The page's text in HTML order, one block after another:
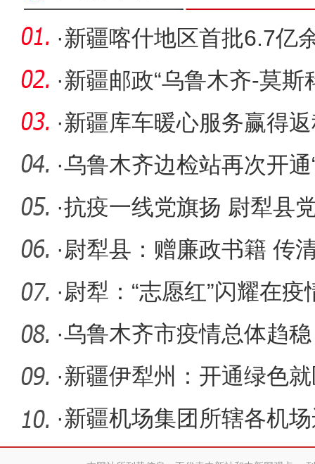
·新疆喀什地区首批6.7亿
大项目建
·新疆邮政“乌鲁木齐-莫斯
·新疆库车暖心服务赢得
点赞
·乌鲁木齐边检站再次开
重病同
·抗疫一线党旗扬 尉犁县
中发挥先
·尉犁县：赠廉政书籍 传
·尉犁：“志愿红”闪耀在
·乌鲁木齐市疫情总体趋
段
·新疆伊犁州：开通绿色
产品调度
·新疆机场集团所辖各机